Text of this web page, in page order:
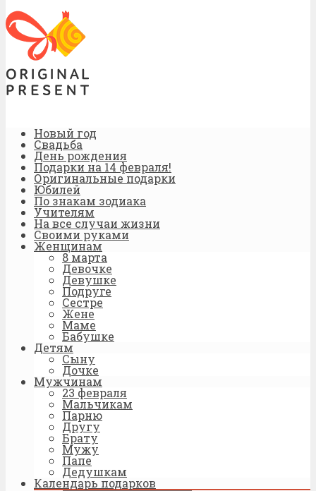
Новый год
Свадьба
День рождения
Подарки на 14 февраля!
Оригинальные подарки
Юбилей
По знакам зодиака
Учителям
На все случаи жизни
Своими руками
Женщинам
8 марта
Девочке
Девушке
Подруге
Сестре
Жене
Маме
Бабушке
Детям
Сыну
Дочке
Мужчинам
23 февраля
Мальчикам
Парню
Другу
Брату
Мужу
Папе
Дедушкам
Календарь подарков